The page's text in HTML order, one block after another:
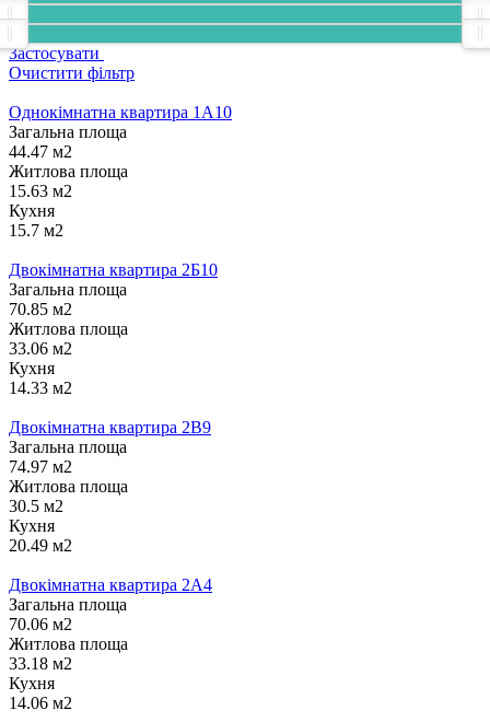
Застосувати
Очистити фільтр
Однокімнатна квартира 1А10
Загальна площа
44.47 м2
Житлова площа
15.63 м2
Кухня
15.7 м2
Двокімнатна квартира 2Б10
Загальна площа
70.85 м2
Житлова площа
33.06 м2
Кухня
14.33 м2
Двокімнатна квартира 2В9
Загальна площа
74.97 м2
Житлова площа
30.5 м2
Кухня
20.49 м2
Двокімнатна квартира 2А4
Загальна площа
70.06 м2
Житлова площа
33.18 м2
Кухня
14.06 м2